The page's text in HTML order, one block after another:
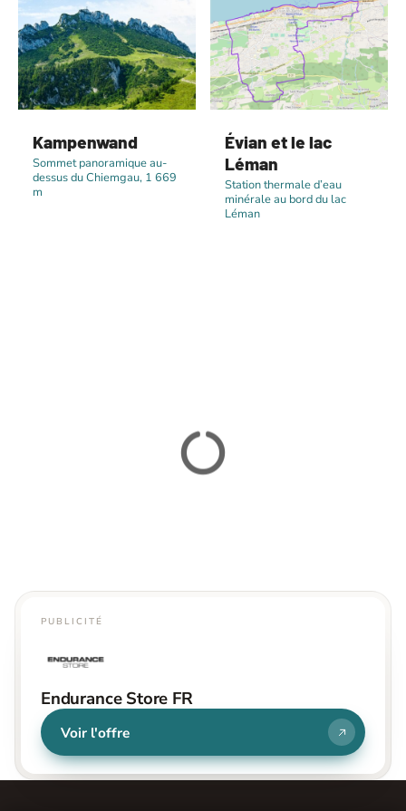
Kampenwand
Sommet panoramique au-
dessus du Chiemgau, 1 669
m
Évian et le lac
Léman
Station thermale d’eau
minérale au bord du lac
Léman
PUBLICITÉ
Endurance Store FR
Voir l'offre